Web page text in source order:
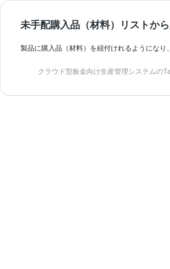
未手配購入品（材料）リストか
製品に購入品（材料）を紐付けれるようにな
クラウド型板金向け生産管理システムの